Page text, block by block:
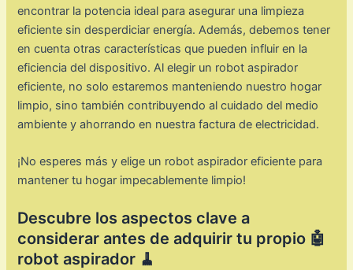
encontrar la potencia ideal para asegurar una limpieza
eficiente sin desperdiciar energía. Además, debemos tener
en cuenta otras características que pueden influir en la
eficiencia del dispositivo. Al elegir un robot aspirador
eficiente, no solo estaremos manteniendo nuestro hogar
limpio, sino también contribuyendo al cuidado del medio
ambiente y ahorrando en nuestra factura de electricidad.
¡No esperes más y elige un robot aspirador eficiente para
mantener tu hogar impecablemente limpio!
Descubre los aspectos clave a
considerar antes de adquirir tu propio 🤖
robot aspirador 🧹